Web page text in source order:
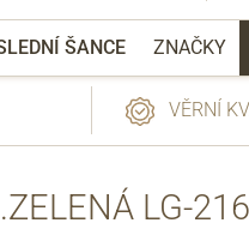
ŠANCE ZNAČKY
VĚRNÍ
LG-